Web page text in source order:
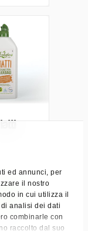
ed annunci, per
il nostro
in cui utilizza il
analisi dei dati
combinarle con
raccolto dal suo